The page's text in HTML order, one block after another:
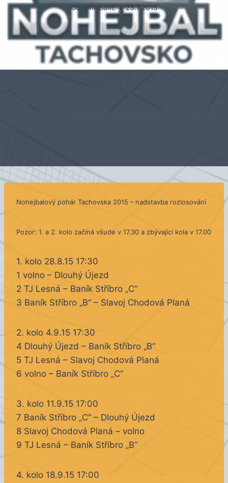
Od nohejbaltc 23.7.2015
Nohejbalový pohár Tachovska 2015 – nadstavba rozlosování
Pozor: 1. a 2. kolo začíná všude v 17.30 a zbývající kola v 17.00
1. kolo 28.8.15 17:30
1 volno – Dlouhý Újezd
2 TJ Lesná – Baník Stříbro „C“
3 Baník Stříbro „B“ – Slavoj Chodová Planá
2. kolo 4.9.15 17:30
4 Dlouhý Újezd – Baník Stříbro „B“
5 TJ Lesná – Slavoj Chodová Planá
6 volno – Baník Stříbro „C“
3. kolo 11.9.15 17:00
7 Baník Stříbro „C“ – Dlouhý Újezd
8 Slavoj Chodová Planá – volno
9 TJ Lesná – Baník Stříbro „B“
4. kolo 18.9.15 17:00